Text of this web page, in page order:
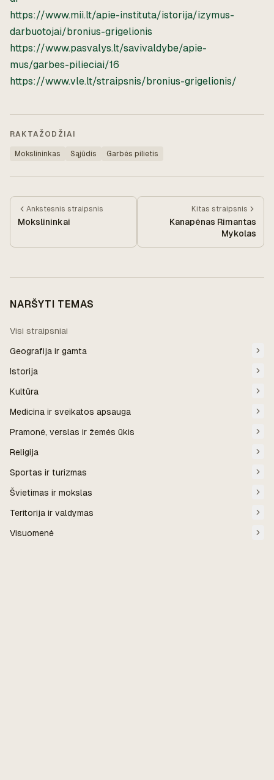
https://www.mii.lt/apie-instituta/istorija/izymus-
darbuotojai/bronius-grigelionis
https://www.pasvalys.lt/savivaldybe/apie-
mus/garbes-pilieciai/16
https://www.vle.lt/straipsnis/bronius-grigelionis/
RAKTAŽODŽIAI
Mokslininkas Sąjūdis Garbės pilietis
Ankstesnis straipsnis
Mokslininkai
Kitas straipsnis
Kanapėnas Rimantas
Mykolas
NARŠYTI TEMAS
Visi straipsniai
Geografija ir gamta
Istorija
Kultūra
Medicina ir sveikatos apsauga
Pramonė, verslas ir žemės ūkis
Religija
Sportas ir turizmas
Švietimas ir mokslas
Teritorija ir valdymas
Visuomenė